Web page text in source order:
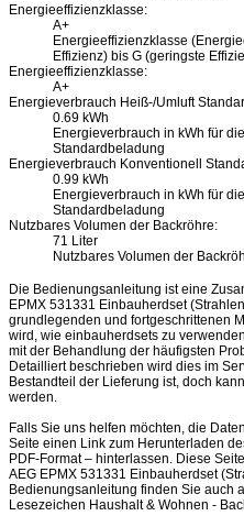
Energieeffizienzklasse:
A+
Energieeffizienzklasse
Effizienz) bis G (geringste
Energieeffizienzklasse:
A+
Energieverbrauch Heiß-/Umluft
0.69 kWh
Energieverbrauch in kWh für
Standardbeladung
Energieverbrauch Konventionell
0.99 kWh
Energieverbrauch in kWh für
Standardbeladung
Nutzbares Volumen der Backröhre:
71 Liter
Nutzbares Volumen der
Die Bedienungsanleitung ist eine
EPMX 531331 Einbauherdset
grundlegenden und fortgeschrittenen
wird, wie einbauherdsets zu
mit der Behandlung der häufigsten
Detailliert beschrieben wird dies im
Bestandteil der Lieferung ist, doch
werden.
Falls Sie uns helfen möchten, die
Seite einen Link zum Herunterladen
PDF-Format – hinterlassen. Diese
AEG EPMX 531331 Einbauherdset
Bedienungsanleitung finden Sie auch
Lesezeichen Haushalt & Wohnen -